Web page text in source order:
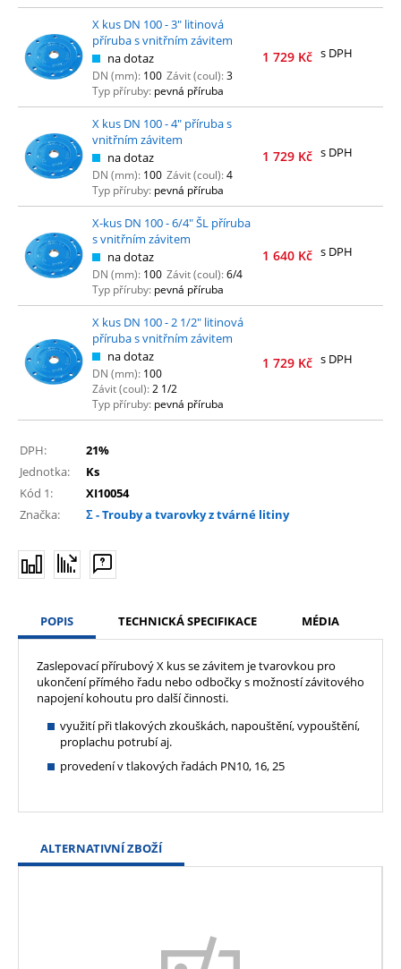
X kus DN 100 - 3" litinová
příruba s vnitřním závitem
na dotaz
DN (mm): 100 Závit (coul):3
Typ příruby: pevná příruba
1 729 Kč s DPH
X kus DN 100 - 4" příruba s
vnitřním závitem
na dotaz
DN (mm): 100 Závit (coul):4
Typ příruby: pevná příruba
1 729 Kč s DPH
X-kus DN 100 - 6/4" ŠL příruba
s vnitřním závitem
na dotaz
DN (mm): 100 Závit (coul):6/4
Typ příruby: pevná příruba
1 640 Kč s DPH
X kus DN 100 - 2 1/2" litinová
příruba s vnitřním závitem
na dotaz
DN (mm): 100
Závit (coul):2 1/2
Typ příruby: pevná příruba
1 729 Kč s DPH
DPH:
21%
Jednotka:
Ks
Kód 1:
XI10054
Značka:
Σ - Trouby a tvarovky z tvárné litiny
POPIS TECHNICKÁ SPECIFIKACE MÉDIA
Zaslepovací přírubový X kus se závitem je tvarovkou pro
ukončení přímého řadu nebo odbočky s možností závitového
napojení kohoutu pro další činnosti.
využití při tlakových zkouškách, napouštění, vypouštění,
proplachu potrubí aj.
provedení v tlakových řadách PN10, 16, 25
ALTERNATIVNÍ ZBOŽÍ